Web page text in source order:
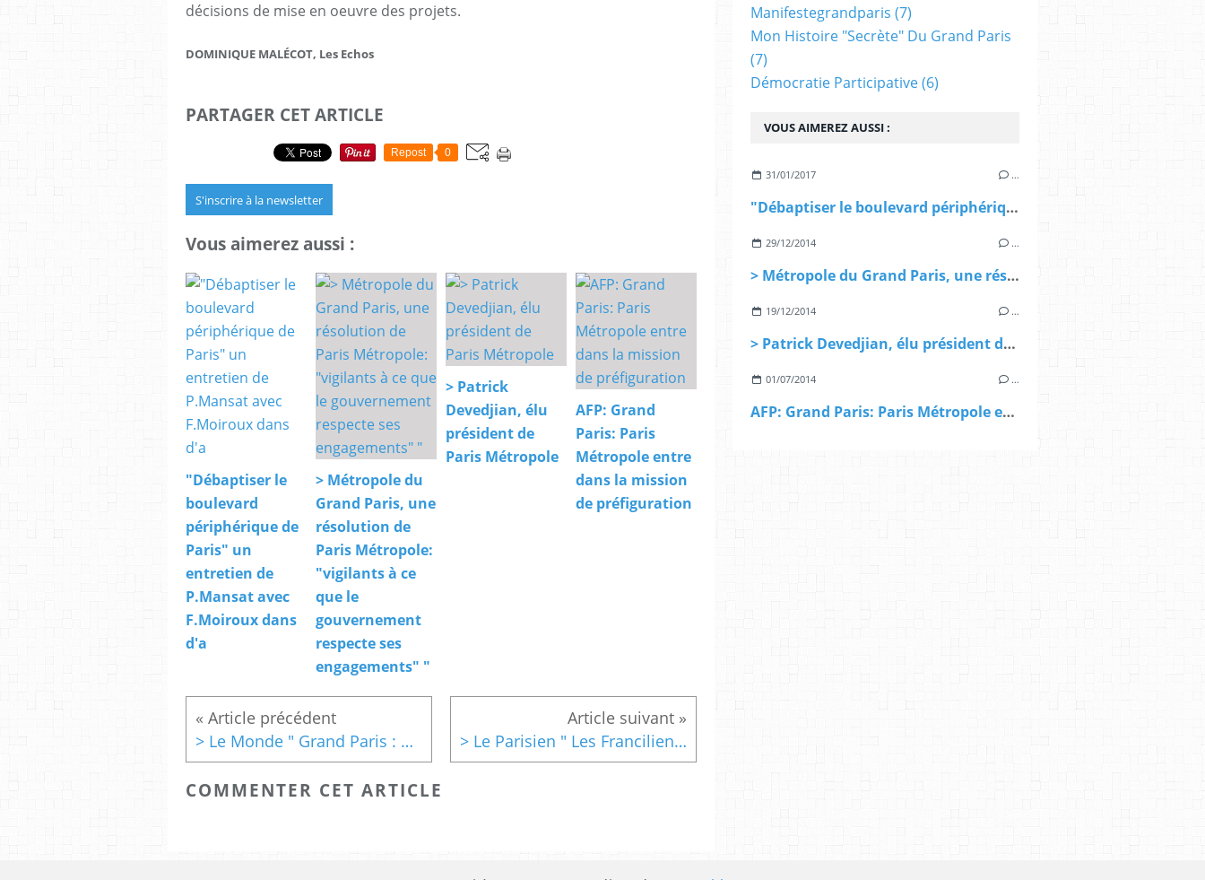
décisions de mise en oeuvre des projets.
DOMINIQUE MALÉCOT, Les Echos
PARTAGER CET ARTICLE
Repost 0
S'inscrire à la newsletter
Vous aimerez aussi :
"Débaptiser le
boulevard
périphérique de
Paris" un
entretien de
P.Mansat avec
F.Moiroux dans
d'a
> Métropole du
Grand Paris, une
résolution de
Paris Métropole:
"vigilants à ce
que le
gouvernement
respecte ses
engagements" "
> Patrick
Devedjian, élu
président de
Paris Métropole
AFP: Grand
Paris: Paris
Métropole entre
dans la mission
de préfiguration
> Le Monde " Grand Paris : Bertrand Delanoë abat ses cartes" > Le Parisien " Les Franciliens attendent beaucoup du Grand Paris"
COMMENTER CET ARTICLE
VOUS AIMEREZ AUSSI :
31/01/2017 …
"Débaptiser le boulevard périphérique de Paris" un entretien de P.Mansat avec F.Moiroux dans d'a
29/12/2014 …
> Métropole du Grand Paris, une résolution de Paris Métropole: "vigilants à ce que le gouvernement respecte ses engagements" "
19/12/2014 …
> Patrick Devedjian, élu président de Paris Métropole
01/07/2014 …
AFP: Grand Paris: Paris Métropole entre dans la mission de préfiguration
Manifestegrandparis (7)
Mon Histoire "secrète" Du Grand Paris
(7)
Démocratie Participative(6)